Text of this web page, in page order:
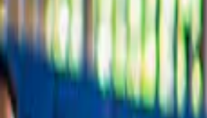
Ervaar het beste
De beste rondleidingen, bekende